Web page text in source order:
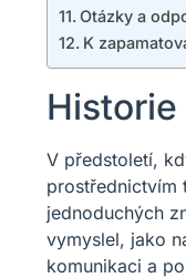
Otázky a
K
V předstoletí,
prostřednictvím
jednoduchých
vymyslel, jako
komunikaci a